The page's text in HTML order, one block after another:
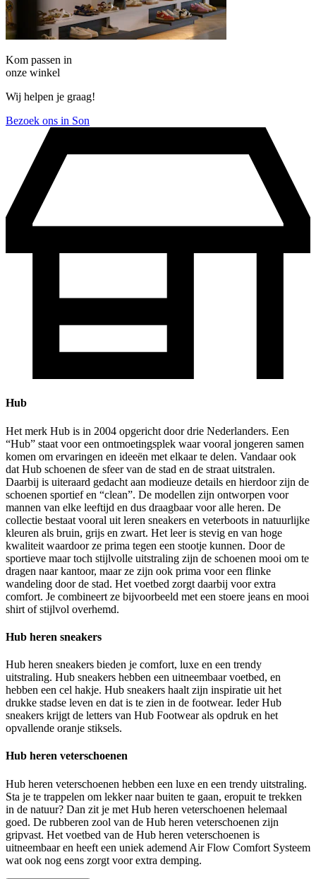
Kom passen in
onze winkel
Wij helpen je graag!
Bezoek ons in Son
Hub
Het merk Hub is in 2004 opgericht door drie Nederlanders. Een
“Hub” staat voor een ontmoetingsplek waar vooral jongeren samen
komen om ervaringen en ideeën met elkaar te delen. Vandaar ook
dat Hub schoenen de sfeer van de stad en de straat uitstralen.
Daarbij is uiteraard gedacht aan modieuze details en hierdoor zijn de
schoenen sportief en “clean”. De modellen zijn ontworpen voor
mannen van elke leeftijd en dus draagbaar voor alle heren. De
collectie bestaat vooral uit leren sneakers en veterboots in natuurlijke
kleuren als bruin, grijs en zwart. Het leer is stevig en van hoge
kwaliteit waardoor ze prima tegen een stootje kunnen. Door de
sportieve maar toch stijlvolle uitstraling zijn de schoenen mooi om te
dragen naar kantoor, maar ze zijn ook prima voor een flinke
wandeling door de stad. Het voetbed zorgt daarbij voor extra
comfort. Je combineert ze bijvoorbeeld met een stoere jeans en mooi
shirt of stijlvol overhemd.
Hub heren sneakers
Hub heren sneakers bieden je comfort, luxe en een trendy
uitstraling. Hub sneakers hebben een uitneembaar voetbed, en
hebben een cel hakje. Hub sneakers haalt zijn inspiratie uit het
drukke stadse leven en dat is te zien in de footwear. Ieder Hub
sneakers krijgt de letters van Hub Footwear als opdruk en het
opvallende oranje stiksels.
Hub heren veterschoenen
Hub heren veterschoenen hebben een luxe en een trendy uitstraling.
Sta je te trappelen om lekker naar buiten te gaan, eropuit te trekken
in de natuur? Dan zit je met Hub heren veterschoenen helemaal
goed. De rubberen zool van de Hub heren veterschoenen zijn
gripvast. Het voetbed van de Hub heren veterschoenen is
uitneembaar en heeft een uniek ademend Air Flow Comfort Systeem
wat ook nog eens zorgt voor extra demping.